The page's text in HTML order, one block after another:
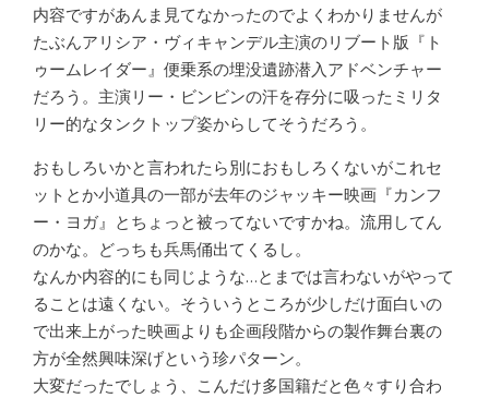
内容ですがあんま見てなかったのでよくわかりませんが
たぶんアリシア・ヴィキャンデル主演のリブート版『ト
ゥームレイダー』便乗系の埋没遺跡潜入アドベンチャー
だろう。主演リー・ビンビンの汗を存分に吸ったミリタ
リー的なタンクトップ姿からしてそうだろう。
おもしろいかと言われたら別におもしろくないがこれセ
ットとか小道具の一部が去年のジャッキー映画『カンフ
ー・ヨガ』とちょっと被ってないですかね。流用してん
のかな。どっちも兵馬俑出てくるし。
なんか内容的にも同じような…とまでは言わないがやって
ることは遠くない。そういうところが少しだけ面白いの
で出来上がった映画よりも企画段階からの製作舞台裏の
方が全然興味深げという珍パターン。
大変だったでしょう、こんだけ多国籍だと色々すり合わ